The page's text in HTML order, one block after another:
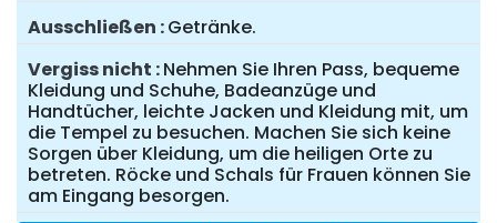
Ausschließen Getränke.
Vergiss nicht Nehmen Sie Ihren Pass, bequeme
Kleidung und Schuhe, Badeanzüge und
Handtücher, leichte Jacken und Kleidung mit, um
die Tempel zu besuchen. Machen Sie sich keine
Sorgen über Kleidung, um die heiligen Orte zu
betreten. Röcke und Schals für Frauen können Sie
am Eingang besorgen.